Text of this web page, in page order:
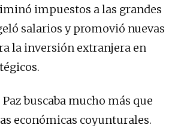
impuestos a las grandes
salarios y promovió nuevas
la inversión extranjera en
buscaba mucho más que
económicas coyunturales.